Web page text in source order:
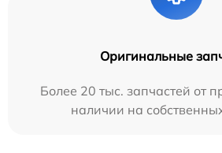
Оригинальные
Более 20 тыс. запчастей от
наличии на